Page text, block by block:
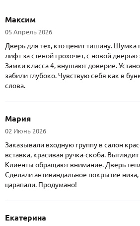
Максим
05 Апрель 2026
Дверь для тех, кто ценит тишину. Шумка
лифт за стеной грохочет, с новой
Замки класса 4, внушают доверие.
забили глубоко. Чувствую себя как в
слова.
Мария
02 Июнь 2026
Заказывали входную группу в салон
вставка, красивая ручка-скоба.
Клиенты обращают внимание. Дверь
Сделали антивандальное покрытие
царапали. Продумано!
Екатерина